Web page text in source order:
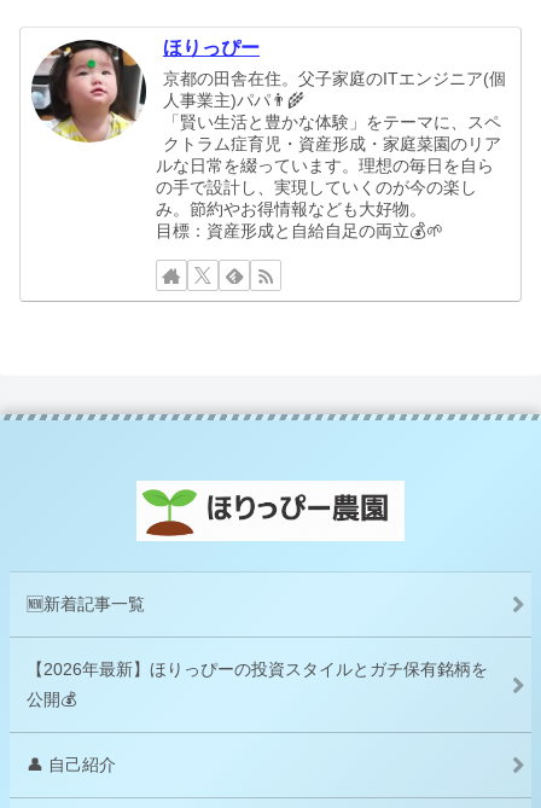
ほりっぴー
京都の田舎在住。父子家庭のITエンジニア(個
人事業主)パパ👨‍🌾
「賢い生活と豊かな体験」をテーマに、スペ
クトラム症育児・資産形成・家庭菜園のリア
ルな日常を綴っています。理想の毎日を自ら
の手で設計し、実現していくのが今の楽し
み。節約やお得情報なども大好物。
目標：資産形成と自給自足の両立💰🌱
🆕新着記事一覧
【2026年最新】ほりっぴーの投資スタイルとガチ保有銘柄を
公開💰
👤 自己紹介